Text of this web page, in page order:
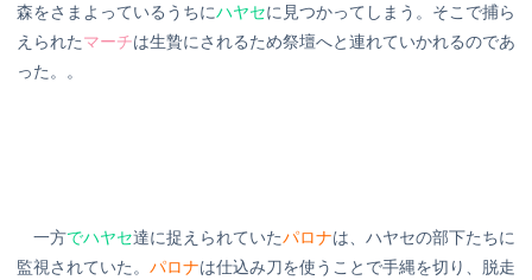
森をさまよっているうちにハヤセに見つかってしまう。そこで捕ら
えられたマーチは生贄にされるため祭壇へと連れていかれるのであ
った。。
一方でハヤセ達に捉えられていたパロナは、ハヤセの部下たちに
監視されていた。 パロナは仕込み刀を使うことで手縄を切り、脱走